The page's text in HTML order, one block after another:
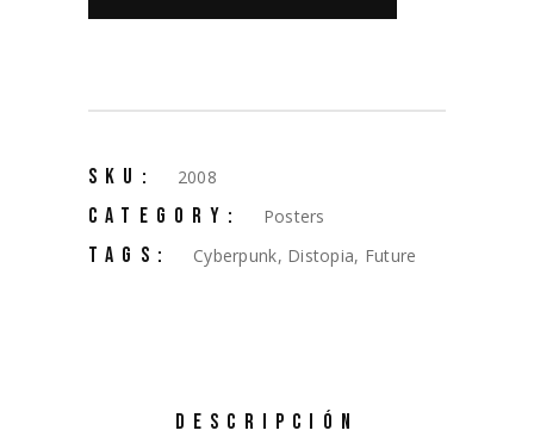
SKU: 2008
CATEGORY: Posters
TAGS: Cyberpunk, Distopia, Future
DESCRIPCIÓN